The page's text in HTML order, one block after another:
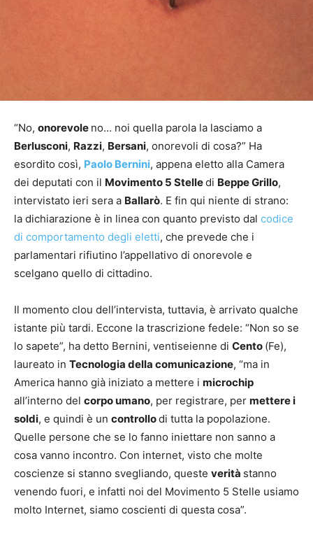
“No, onorevole no… noi quella parola la lasciamo a
Berlusconi, Razzi, Bersani, onorevoli di cosa?” Ha
esordito così, Paolo Bernini, appena eletto alla Camera
dei deputati con il Movimento 5 Stelledi Beppe Grillo,
intervistato ieri sera a Ballarò. E fin qui niente di strano:
la dichiarazione è in linea con quanto previsto dal codice
di comportamento degli eletti, che prevede che i
parlamentari rifiutino l’appellativo di onorevole e
scelgano quello di cittadino.
Il momento clou dell’intervista, tuttavia, è arrivato qualche
istante più tardi. Eccone la trascrizione fedele: “Non so se
lo sapete”, ha detto Bernini, ventiseienne di Cento (Fe),
laureato in Tecnologia della comunicazione, “ma in
America hanno già iniziato a mettere i microchip
all’interno del corpo umano, per registrare, per mettere i
soldi, e quindi è un controllodi tutta la popolazione.
Quelle persone che se lo fanno iniettare non sanno a
cosa vanno incontro. Con internet, visto che molte
coscienze si stanno svegliando, queste verità stanno
venendo fuori, e infatti noi del Movimento 5 Stelle usiamo
molto Internet, siamo coscienti di questa cosa”.